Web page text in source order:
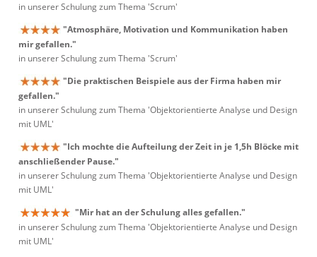
in unserer Schulung zum Thema 'Scrum'
"Atmosphäre, Motivation und Kommunikation haben
mir gefallen."
in unserer Schulung zum Thema 'Scrum'
"Die praktischen Beispiele aus der Firma haben mir
gefallen."
in unserer Schulung zum Thema 'Objektorientierte Analyse und Design
mit UML'
"Ich mochte die Aufteilung der Zeit in je 1,5h Blöcke mit
anschließender Pause."
in unserer Schulung zum Thema 'Objektorientierte Analyse und Design
mit UML'
"Mir hat an der Schulung alles gefallen."
in unserer Schulung zum Thema 'Objektorientierte Analyse und Design
mit UML'